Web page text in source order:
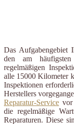
Das Aufgabengebiet
den am
regelmäßigen
alle 15000 Kilometer
Inspektionen
Herstellers
Reparatur-Service vor
die regelmäßige
Reparaturen. Diese